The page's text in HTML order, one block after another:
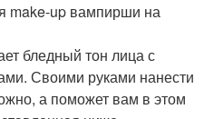
make-up вампирши на
бледный тон лица с
Своими руками нанести
а поможет вам в этом